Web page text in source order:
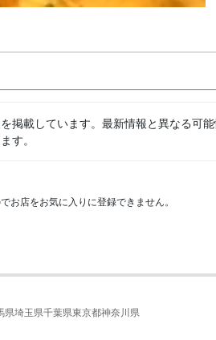
掲載しています。最新情報と異なる可
す。
お店をお気に入りに登録できません。
県埼玉県千葉県東京都神奈川県